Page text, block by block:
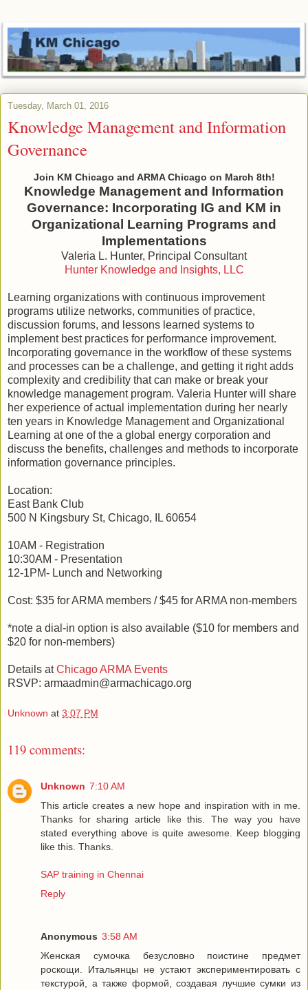
Tuesday, March 01, 2016
Knowledge Management and Information
Governance
Join KM Chicago and ARMA Chicago on March 8th!
Knowledge Management and Information
Governance: Incorporating IG and KM in
Organizational Learning Programs and
Implementations
Valeria L. Hunter, Principal Consultant
Hunter Knowledge and Insights, LLC
Learning organizations with continuous improvement
programs utilize networks, communities of practice,
discussion forums, and lessons learned systems to
implement best practices for performance improvement.
Incorporating governance in the workflow of these systems
and processes can be a challenge, and getting it right adds
complexity and credibility that can make or break your
knowledge management program. Valeria Hunter will share
her experience of actual implementation during her nearly
ten years in Knowledge Management and Organizational
Learning at one of the a global energy corporation and
discuss the benefits, challenges and methods to incorporate
information governance principles.
Location:
East Bank Club
500 N Kingsbury St, Chicago, IL 60654
10AM - Registration
10:30AM - Presentation
12-1PM- Lunch and Networking
Cost: $35 for ARMA members / $45 for ARMA non-members
*note a dial-in option is also available ($10 for members and
$20 for non-members)
Details atChicago ARMA Events
RSVP: armaadmin@armachicago.org
Unknown at 3:07 PM
119 comments:
Unknown 7:10 AM
This article creates a new hope and inspiration with in me.
Thanks for sharing article like this. The way you have
stated everything above is quite awesome. Keep blogging
like this. Thanks.
SAP training in Chennai
Reply
Anonymous 3:58 AM
Женская сумочка безусловно поистине предмет
роскощи. Итальянцы не устают экспериментировать с
текстурой, а также формой, создавая лучшие сумки из